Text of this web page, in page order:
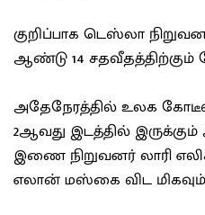
குறிப்பாக டெஸ்லா
ஆண்டு 14
அதேநேரத்தில் உலக
2ஆவது இடத்தில்
இணை நிறுவனர் லாரி
எலான் மஸ்கை விட மிகவும்